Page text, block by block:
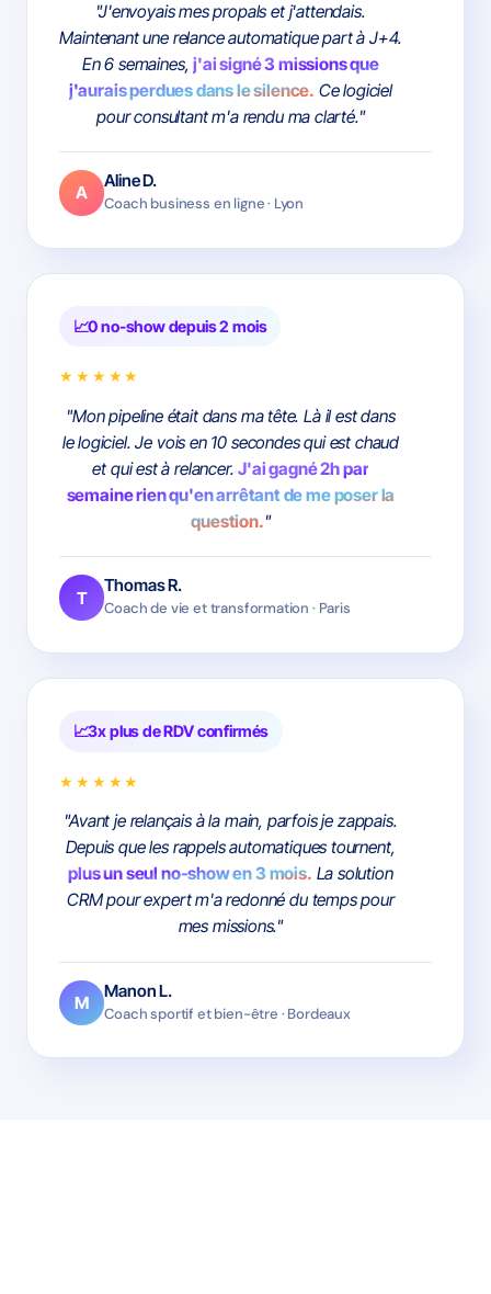
"J'envoyais mes propals et j'attendais.
Maintenant une relance automatique part à J+4.
En 6 semaines,j'ai signé 3 missions que
j'aurais perdues dans le silence. Ce logiciel
pour consultant m'a rendu ma clarté."
A
Aline D.
Coach business en ligne · Lyon
0 no-show depuis 2 mois
★★★★★
"Mon pipeline était dans ma tête. Là il est dans
le logiciel. Je vois en 10 secondes qui est chaud
et qui est à relancer.J'ai gagné 2h par
semaine rien qu'en arrêtant de me poser la
question."
T
Thomas R.
Coach de vie et transformation · Paris
3x plus de RDV confirmés
★★★★★
"Avant je relançais à la main, parfois je zappais.
Depuis que les rappels automatiques tournent,
plus un seul no-show en 3 mois. La solution
CRM pour expert m'a redonné du temps pour
mes missions."
M
Manon L.
Coach sportif et bien-être · Bordeaux